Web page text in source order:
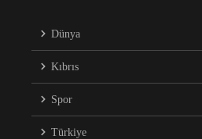
Dünya
Kıbrıs
Spor
Türkiye